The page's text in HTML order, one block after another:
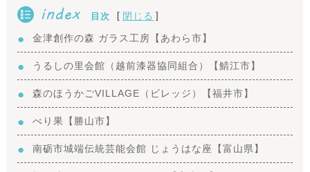
index 目次 [ 閉じる ]
金津創作の森 ガラス工房【あわら市】
うるしの里会館（越前漆器協同組合）【鯖江市】
森のほうかごVILLAGE（ビレッジ）【福井市】
べり果【勝山市】
南砺市城端伝統芸能会館 じょうはな座【富山県】